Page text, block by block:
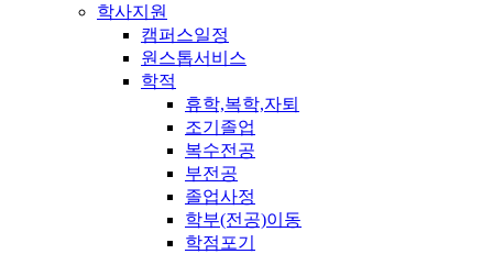
학사지원
캠퍼스일정
원스톱서비스
학적
휴학,복학,자퇴
조기졸업
복수전공
부전공
졸업사정
학부(전공)이동
학점포기